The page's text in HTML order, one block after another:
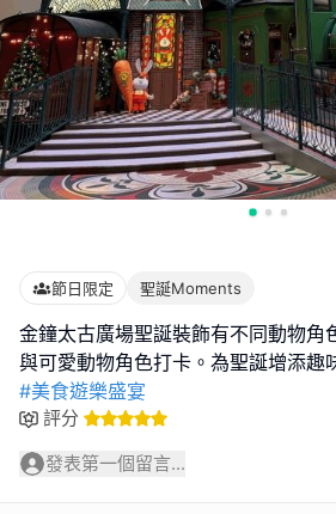
節日限定 聖誕Moments
金鐘太古廣場聖誕裝飾有不同動物角
#美食遊樂盛宴
評分
發表第一個留言...